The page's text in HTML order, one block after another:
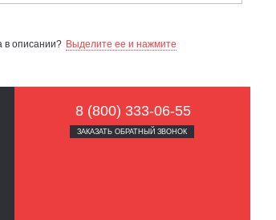
в описании? Выделите ее и нажмите
8 (800) 333-06-55
ЗАКАЗАТЬ ОБРАТНЫЙ ЗВОНОК